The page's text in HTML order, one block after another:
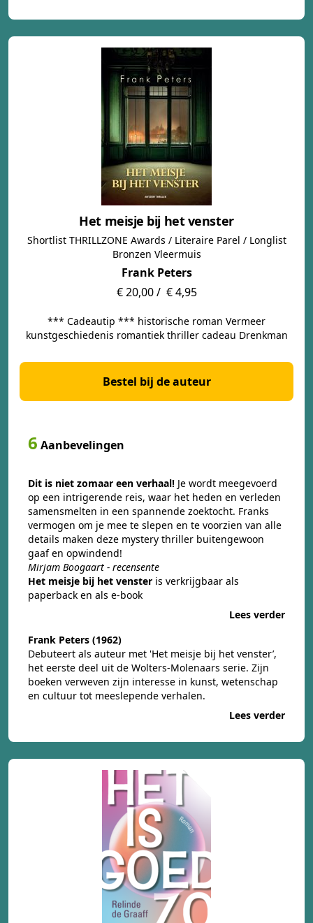
Het meisje bij het venster
Shortlist THRILLZONE Awards / Literaire Parel / Longlist
Bronzen Vleermuis
Frank Peters
€ 20,00 / € 4,95
*** Cadeautip *** historische roman Vermeer
kunstgeschiedenis romantiek thriller cadeau Drenkman
Bestel bij de auteur
6 Aanbevelingen
Dit is niet zomaar een verhaal! Je wordt meegevoerd
op een intrigerende reis, waar het heden en verleden
samensmelten in een spannende zoektocht. Franks
vermogen om je mee te slepen en te voorzien van alle
details maken deze mystery thriller buitengewoon
gaaf en opwindend!
Mirjam Boogaart - recensente
Het meisje bij het venster is verkrijgbaar als
paperback en als e-book
Lees verder
Frank Peters (1962)
Debuteert als auteur met 'Het meisje bij het venster’,
het eerste deel uit de Wolters-Molenaars serie. Zijn
boeken verweven zijn interesse in kunst, wetenschap
en cultuur tot meeslepende verhalen.
Lees verder